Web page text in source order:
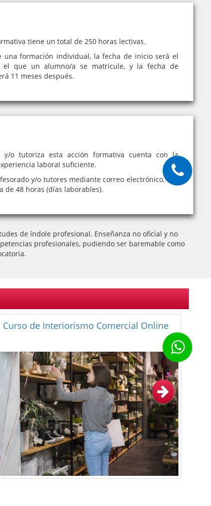
tiene un total de 250 horas lectivas.
una formación individual, la fecha de inicio será el
el que un alumno/a se matricule, y la fecha de
11 meses después.
y/o tutoriza esta acción formativa cuenta con la
laboral suficiente.
y/o tutores mediante correo electrónico, con
de 48 horas (días laborables).
de índole profesional. Enseñanza no oficial y no
profesionales, pudiendo ser baremable como
Curso de Decoración de Interiores: